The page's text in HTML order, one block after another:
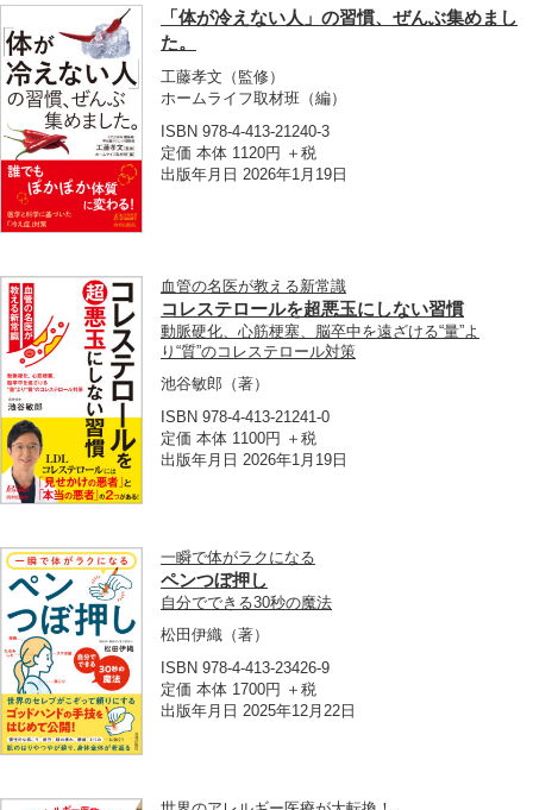
「体が冷えない人」の習慣、ぜんぶ集めまし
た。
工藤孝文 （監修）
ホームライフ取材班 （編）
ISBN 978-4-413-21240-3
定価 本体 1120円 ＋税
出版年月日 2026年1月19日
血管の名医が教える新常識
コレステロールを超悪玉にしない習慣
動脈硬化、心筋梗塞、脳卒中を遠ざける“量”よ
り“質”のコレステロール対策
池谷敏郎 （著）
ISBN 978-4-413-21241-0
定価 本体 1100円 ＋税
出版年月日 2026年1月19日
一瞬で体がラクになる
ペンつぼ押し
自分でできる30秒の魔法
松田伊織 （著）
ISBN 978-4-413-23426-9
定価 本体 1700円 ＋税
出版年月日 2025年12月22日